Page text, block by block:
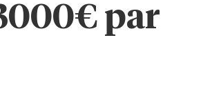
par